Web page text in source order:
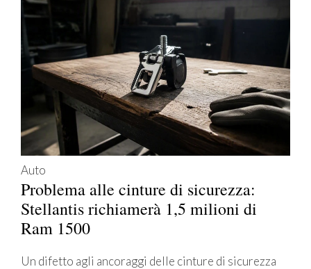
Auto
Problema alle cinture di sicurezza:
Stellantis richiamerà 1,5 milioni di
Ram 1500
Un difetto agli ancoraggi delle cinture di sicurezza